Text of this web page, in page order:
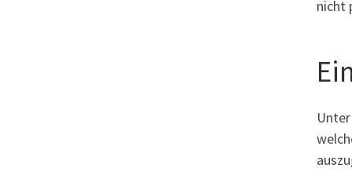
nicht